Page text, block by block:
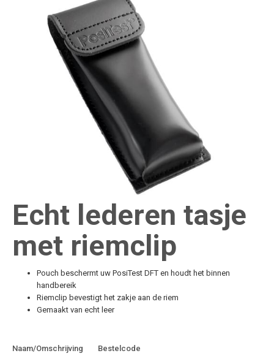
Echt lederen tasje
met riemclip
Pouch beschermt uw PosiTest DFT en houdt het binnen
handbereik
Riemclip bevestigt het zakje aan de riem
Gemaakt van echt leer
Naam/Omschrijving Bestelcode